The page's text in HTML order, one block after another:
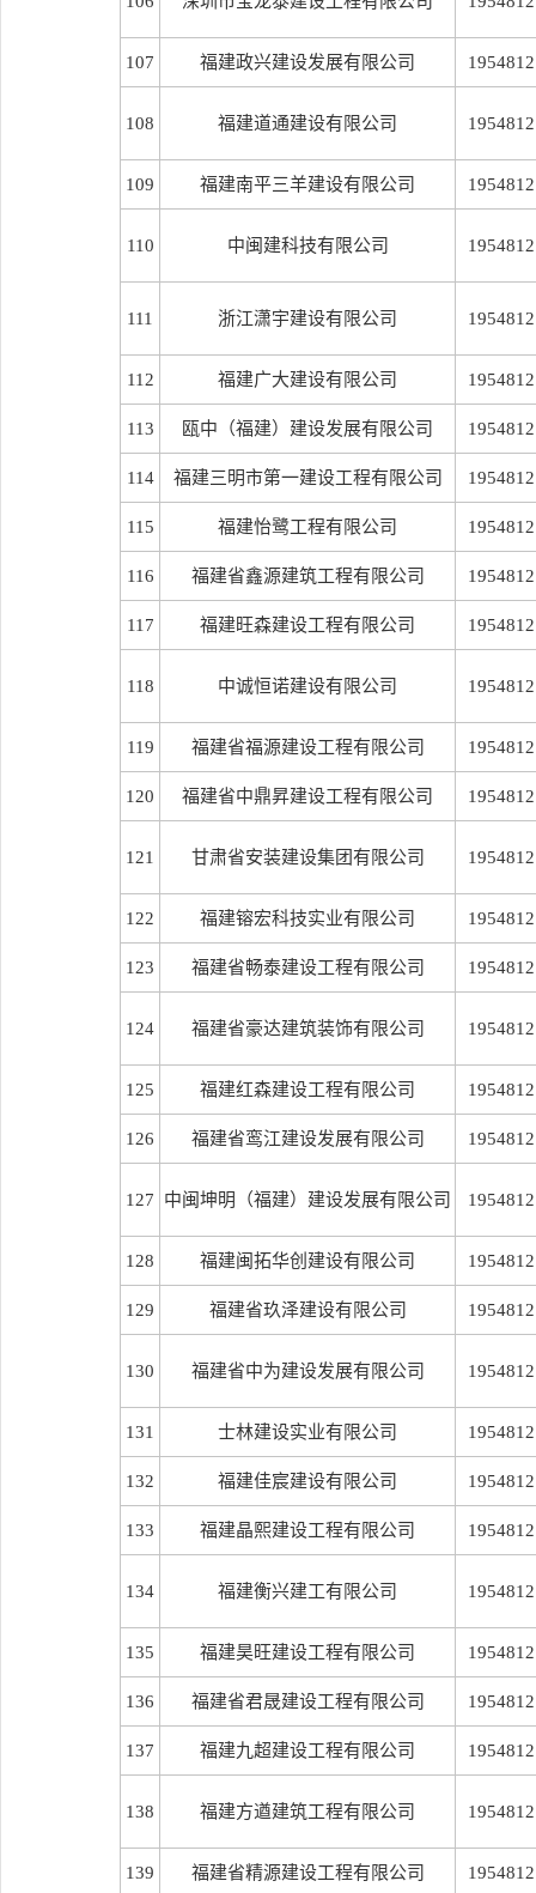
107 福建政兴建设发展有限公司 1954812
108 福建道通建设有限公司 1954812
109 福建南平三羊建设有限公司 1954812
110 中闽建科技有限公司 1954812
111 浙江潇宇建设有限公司 1954812
112 福建广大建设有限公司 1954812
113 瓯中（福建）建设发展有限公司 1954812
114 福建三明市第一建设工程有限公司 1954812
115 福建怡鹭工程有限公司 1954812
116 福建省鑫源建筑工程有限公司 1954812
117 福建旺森建设工程有限公司 1954812
118 中诚恒诺建设有限公司 1954812
119 福建省福源建设工程有限公司 1954812
120 福建省中鼎昇建设工程有限公司 1954812
121 甘肃省安装建设集团有限公司 1954812
122 福建镕宏科技实业有限公司 1954812
123 福建省畅泰建设工程有限公司 1954812
124 福建省豪达建筑装饰有限公司 1954812
125 福建红森建设工程有限公司 1954812
126 福建省鸾江建设发展有限公司 1954812
127 中闽坤明（福建）建设发展有限公司 1954812
128 福建闽拓华创建设有限公司 1954812
129 福建省玖泽建设有限公司 1954812
130 福建省中为建设发展有限公司 1954812
131 士林建设实业有限公司 1954812
132 福建佳宸建设有限公司 1954812
133 福建晶熙建设工程有限公司 1954812
134 福建衡兴建工有限公司 1954812
135 福建昊旺建设工程有限公司 1954812
136 福建省君晟建设工程有限公司 1954812
137 福建九超建设工程有限公司 1954812
138 福建方遒建筑工程有限公司 1954812
139 福建省精源建设工程有限公司 1954812